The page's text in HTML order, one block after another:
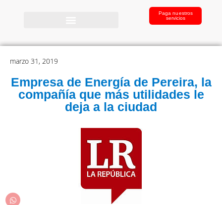
Paga nuestros
servicios
marzo 31, 2019
Empresa de Energía de Pereira, la
compañía que más utilidades le
deja a la ciudad